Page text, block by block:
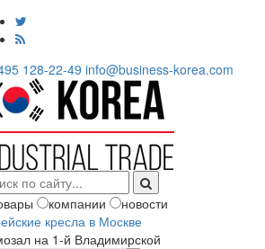
128-22-49 info@business-korea.com
компании
новости
кресла в Москве
на 1-й Владимирской